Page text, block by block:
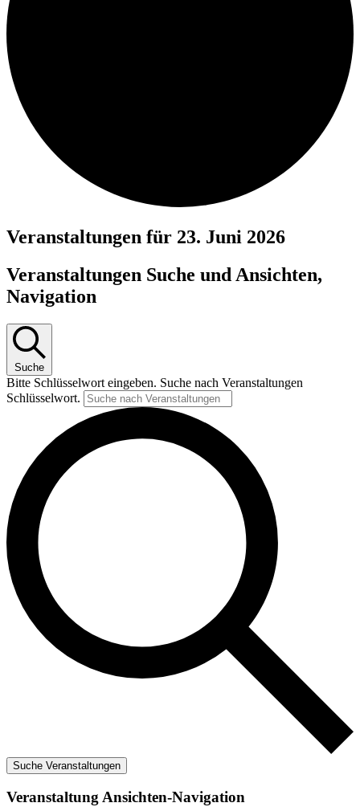
Veranstaltungen für 23. Juni 2026
Veranstaltungen Suche und Ansichten,
Navigation
Suche
Bitte Schlüsselwort eingeben. Suche nach Veranstaltungen
Schlüsselwort.
Suche Veranstaltungen
Veranstaltung Ansichten-Navigation